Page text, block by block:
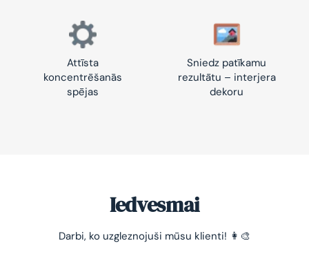
Attīsta
koncentrēšanās
spējas
Sniedz patīkamu
rezultātu – interjera
dekoru
Iedvesmai
Darbi, ko uzgleznojuši mūsu klienti! 👩‍🎨
-10% pirmajam pasūtījumam
Vienkāršs veids, kā atslābināties un nomierināt